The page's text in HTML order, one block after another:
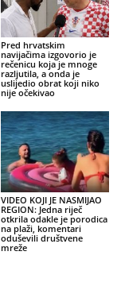
Pred hrvatskim
navijačima izgovorio je
rečenicu koja je mnoge
razljutila, a onda je
uslijedio obrat koji niko
nije očekivao
VIDEO KOJI JE NASMIJAO
REGION: Jedna riječ
otkrila odakle je porodica
na plaži, komentari
oduševili društvene
mreže